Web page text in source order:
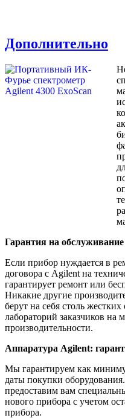
Дополнительно
Гарантия на
Если прибор нуждается в
договора с Agilent на
гарантирует ремонт или
Никакие другие
берут на себя столь
лабораторий заказчиков на
производительности.
Аппаратура Agilent:
Мы гарантируем как
даты покупки
предоставим вам
нового прибора с учетом
прибора.